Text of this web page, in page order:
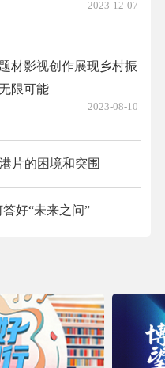
2023-12-07
材影视创作展现乡村振
限可能
2023-08-10
片的困境和突围
好“未来之问”